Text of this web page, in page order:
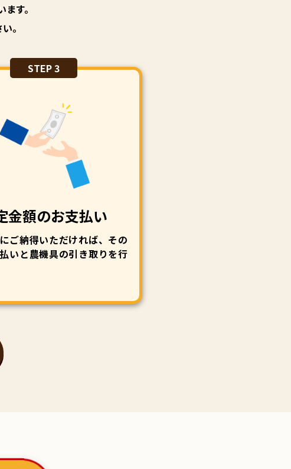
す。
。
STEP 3
金額のお支払い
ご納得いただければ、その
いと農機具の引き取りを行